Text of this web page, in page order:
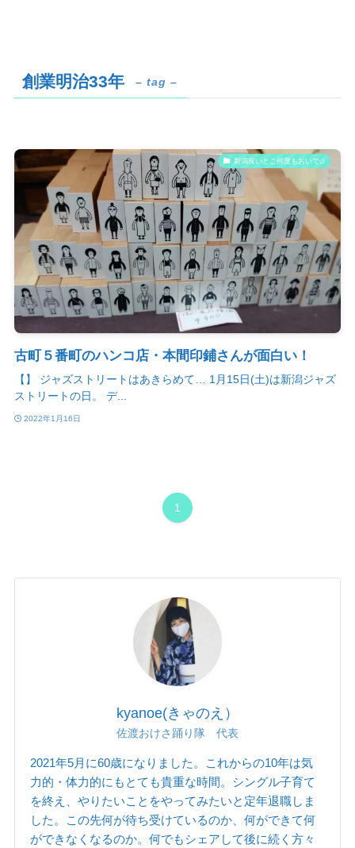
創業明治33年 – tag –
新潟良いとこ何度もおいで♫
古町５番町のハンコ店・本間印鋪さんが面白い！
【】 ジャズストリートはあきらめて… 1月15日(土)は新潟ジャズ
ストリートの日。 デ...
2022年1月16日
1
kyanoe(きゃのえ）
佐渡おけさ踊り隊 代表
2021年5月に60歳になりました。これからの10年は気
力的・体力的にもとても貴重な時間。シングル子育て
を終え、やりたいことをやってみたいと定年退職しま
した。この先何が待ち受けているのか、何ができて何
ができなくなるのか。何でもシェアして後に続く方々